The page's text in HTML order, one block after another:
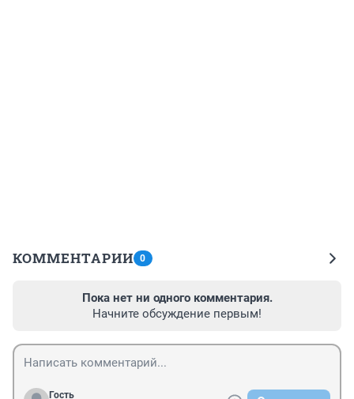
КОММЕНТАРИИ 0
Пока нет ни одного комментария.
Начните обсуждение первым!
Гость